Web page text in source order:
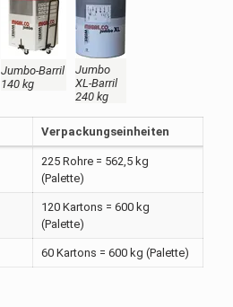
Jumbo-Barril
140 kg
Jumbo
XL-Barril
240 kg
Verpackungseinheiten
225 Rohre = 562,5 kg
(Palette)
120 Kartons = 600 kg
(Palette)
60 Kartons = 600 kg (Palette)